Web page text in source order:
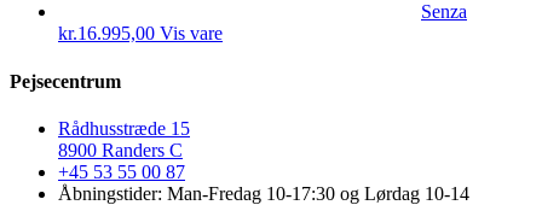
Senza
kr.16.995,00 Vis vare
Pejsecentrum
Rådhusstræde 15
8900 Randers C
+45 53 55 00 87
Åbningstider: Man-Fredag 10-17:30 og Lørdag 10-14